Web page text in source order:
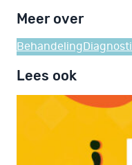
Meer over
Behandeling
Lees ook